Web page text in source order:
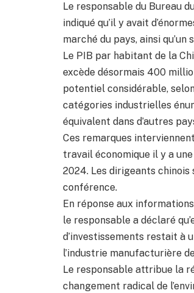
Le responsable du Bureau
indiqué qu’il y avait
marché du pays, ainsi
Le PIB par habitant de la
excède désormais 400
potentiel considérable,
catégories industrielles
équivalent dans d’autres
Ces remarques
travail économique il y a
2024. Les dirigeants chinois
conférence.
En réponse aux
le responsable a déclaré
d’investissements restait à
l’industrie manufacturière
Le responsable attribue la
changement radical de